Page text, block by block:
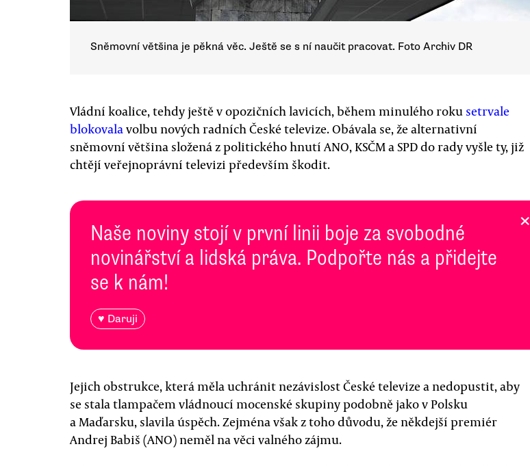
Sněmovní většina je pěkná věc. Ještě se s ní naučit pracovat. Foto Archiv DR
Vládní koalice, tehdy ještě v opozičních lavicích, během minulého roku setrvale
blokovalavolbu nových radních České televize. Obávala se, že alternativní
sněmovní většina složená z politického hnutí ANO, KSČM a SPD do rady vyšle ty, již
chtějí veřejnoprávní televizi především škodit.
Naše noviny stojí v první linii boje za svobodné
novinářství a lidská práva. Podpořte nás a přidejte
se k nám!
♥ Daruji
×
Jejich obstrukce, která měla uchránit nezávislost České televize a nedopustit, aby
se stala tlampačem vládnoucí mocenské skupiny podobně jako v Polsku
a Maďarsku, slavila úspěch. Zejména však z toho důvodu, že někdejší premiér
Andrej Babiš (ANO) neměl na věci valného zájmu.